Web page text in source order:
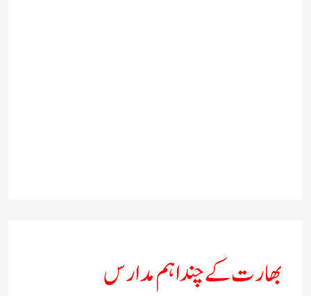
بھارت کے چند اہم مدارس